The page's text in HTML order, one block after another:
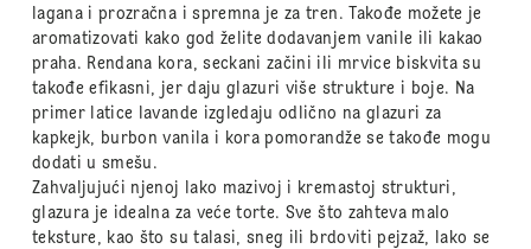
lagana i prozračna i spremna je za tren. Takođe možete je
aromatizovati kako god želite dodavanjem vanile ili kakao
praha. Rendana kora, seckani začini ili mrvice biskvita su
takođe efikasni, jer daju glazuri više strukture i boje. Na
primer latice lavande izgledaju odlično na glazuri za
kapkejk, burbon vanila i kora pomorandže se takođe mogu
dodati u smešu.
Zahvaljujući njenoj lako mazivoj i kremastoj strukturi,
glazura je idealna za veće torte. Sve što zahteva malo
teksture, kao što su talasi, sneg ili brdoviti pejzaž, lako se